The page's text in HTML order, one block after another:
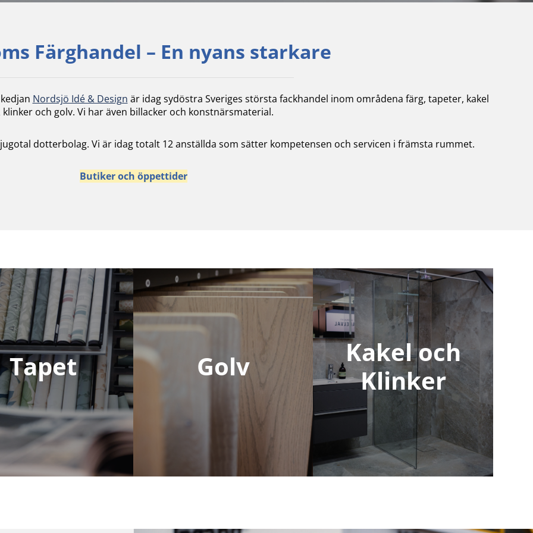
Färghandel – En nyans starkare
Nordsjö Idé & Design är idag sydöstra Sveriges största fackhandel inom områdena färg, tapeter, kakel
klinker och golv. Vi har även billacker och konstnärsmaterial.
dotterbolag. Vi är idag totalt 12 anställda som sätter kompetensen och servicen i främsta rummet.
Butiker och öppettider
Tapet Golv
Kakel och
Klinker